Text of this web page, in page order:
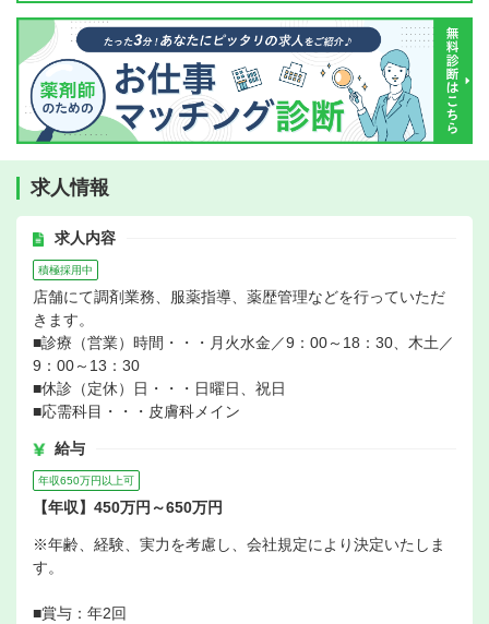
求人情報
求人内容
積極採用中
店舗にて調剤業務、服薬指導、薬歴管理などを行っていただ
きます。
■診療（営業）時間・・・月火水金／9：00～18：30、木土／
9：00～13：30
■休診（定休）日・・・日曜日、祝日
■応需科目・・・皮膚科メイン
給与
年収650万円以上可
【年収】450万円～650万円
※年齢、経験、実力を考慮し、会社規定により決定いたしま
す。
■賞与：年2回